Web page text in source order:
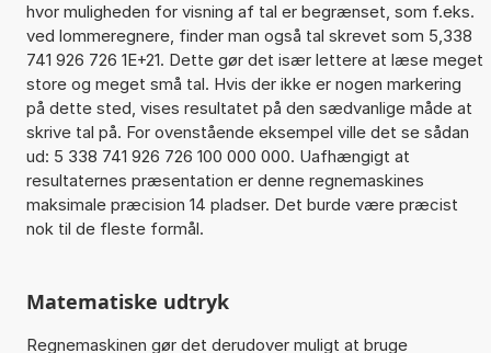
hvor muligheden for visning af tal er begrænset, som f.eks.
ved lommeregnere, finder man også tal skrevet som 5,338
741 926 726 1E+21. Dette gør det især lettere at læse meget
store og meget små tal. Hvis der ikke er nogen markering
på dette sted, vises resultatet på den sædvanlige måde at
skrive tal på. For ovenstående eksempel ville det se sådan
ud: 5 338 741 926 726 100 000 000. Uafhængigt at
resultaternes præsentation er denne regnemaskines
maksimale præcision 14 pladser. Det burde være præcist
nok til de fleste formål.
Matematiske udtryk
Regnemaskinen gør det derudover muligt at bruge